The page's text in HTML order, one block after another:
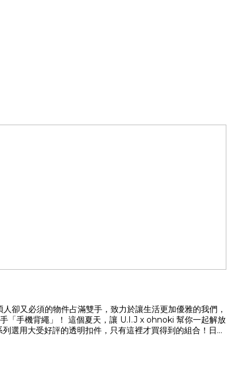
卻又必須的物件占滿雙手，致力於讓生活更加優雅的我們，
「手機背繩」！ 這個夏天，讓 U.I.J x ohnoki 幫你一起解放
用大受好評的透明扣件，只有這裡才買得到的組合！日常
水的保溫瓶，都能帶著走！ ✓ 長短也能調整，使用情境彈性
，訊息響起的經驗，又或是戶外活動時，想以拍照紀錄生